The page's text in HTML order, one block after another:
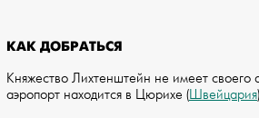
КАК ДОБРАТЬСЯ
Княжество Лихтенштейн не имеет своего
аэропорт находится в Цюрихе (Швейцария